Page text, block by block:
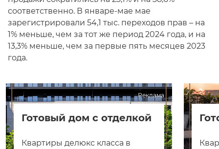
соответственно. В январе-мае мае
зарегистрировали 54,1 тыс. переходов прав – на
1% меньше, чем за тот же период 2024 года, и на
13,3% меньше, чем за первые пять месяцев 2023
года.
Реклама
Готовый дом с отделкой
Квартиры делюкс класса в